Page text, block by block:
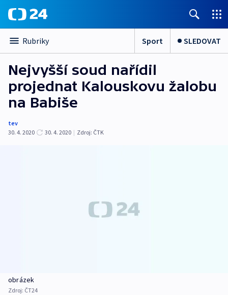
Rubriky Sport SLEDOVAT
Nejvyšší soud nařídil
projednat Kalouskovu žalobu
na Babiše
tev
30. 4. 2020
30. 4. 2020 | Zdroj: ČTK
obrázek
Zdroj: ČT24